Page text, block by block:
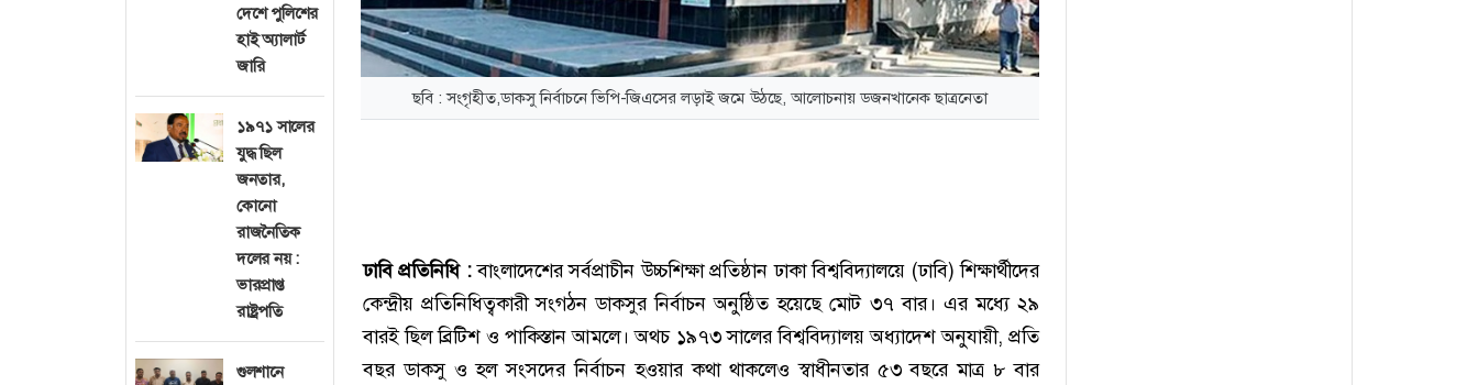
দেশে পুলিশের
হাই অ্যালার্ট
জারি
১৯৭১ সালের
যুদ্ধ ছিল
জনতার,
কোনো
রাজনৈতিক
দলের নয় :
ভারপ্রাপ্ত
রাষ্ট্রপতি
গুলশানে
ছবি : সংগৃহীত,ডাকসু নির্বাচনে ভিপি-জিএসের লড়াই জমে উঠছে, আলোচনায় ডজনখানেক ছাত্রনেতা
ঢাবি প্রতিনিধি :বাংলাদেশের সর্বপ্রাচীন উচ্চশিক্ষা প্রতিষ্ঠান ঢাকা বিশ্ববিদ্যালয়ে (ঢাবি) শিক্ষার্থীদের
কেন্দ্রীয় প্রতিনিধিত্বকারী সংগঠন ডাকসুর নির্বাচন অনুষ্ঠিত হয়েছে মোট ৩৭ বার। এর মধ্যে ২৯
বারই ছিল ব্রিটিশ ও পাকিস্তান আমলে। অথচ ১৯৭৩ সালের বিশ্ববিদ্যালয় অধ্যাদেশ অনুযায়ী, প্রতি
বছর ডাকসু ও হল সংসদের নির্বাচন হওয়ার কথা থাকলেও স্বাধীনতার ৫৩ বছরে মাত্র ৮ বার